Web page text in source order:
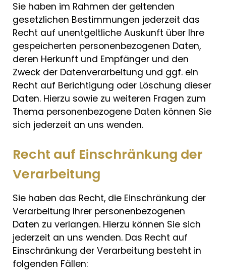
Sie haben im Rahmen der geltenden
gesetzlichen Bestimmungen jederzeit das
Recht auf unentgeltliche Auskunft über Ihre
gespeicherten personenbezogenen Daten,
deren Herkunft und Empfänger und den
Zweck der Datenverarbeitung und ggf. ein
Recht auf Berichtigung oder Löschung dieser
Daten. Hierzu sowie zu weiteren Fragen zum
Thema personenbezogene Daten können Sie
sich jederzeit an uns wenden.
Recht auf Einschränkung der
Verarbeitung
Sie haben das Recht, die Einschränkung der
Verarbeitung Ihrer personenbezogenen
Daten zu verlangen. Hierzu können Sie sich
jederzeit an uns wenden. Das Recht auf
Einschränkung der Verarbeitung besteht in
folgenden Fällen: